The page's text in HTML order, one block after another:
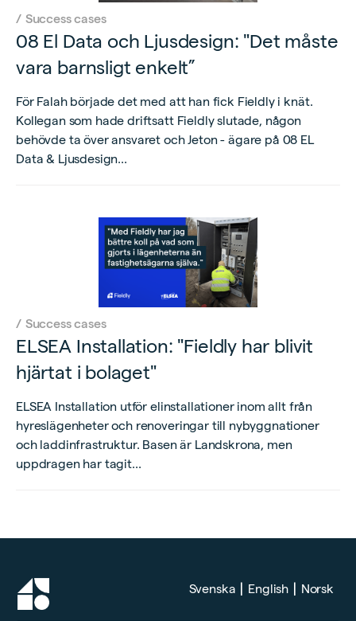
/ Success cases
08 El Data och Ljusdesign: "Det måste
vara barnsligt enkelt”
För Falah började det med att han fick Fieldly i knät.
Kollegan som hade driftsatt Fieldly slutade, någon
behövde ta över ansvaret och Jeton - ägare på 08 EL
Data & Ljusdesign...
/ Success cases
ELSEA Installation: "Fieldly har blivit
hjärtat i bolaget"
ELSEA Installation utför elinstallationer inom allt från
hyreslägenheter och renoveringar till nybyggnationer
och laddinfrastruktur. Basen är Landskrona, men
uppdragen har tagit...
Svenska | English | Norsk